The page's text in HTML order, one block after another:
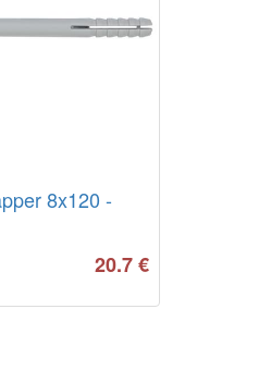
8x120 -
20.7€